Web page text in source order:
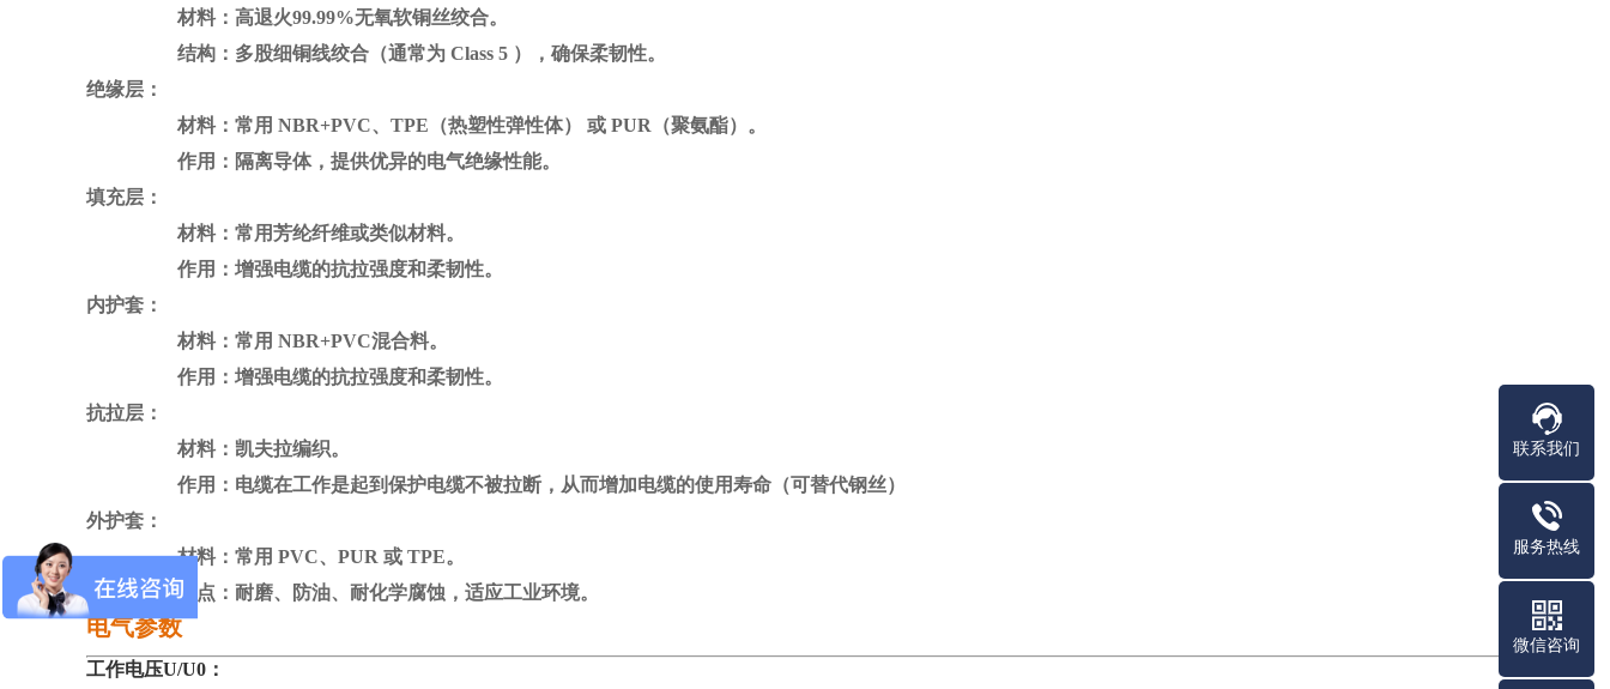
材料：高退火99.99%无氧软铜丝绞合。
结构：多股细铜线绞合（通常为 Class 5 ），确保柔韧性。
绝缘层：
材料：常用 NBR+PVC、TPE（热塑性弹性体） 或 PUR（聚氨酯）。
作用：隔离导体，提供优异的电气绝缘性能。
填充层：
材料：常用芳纶纤维或类似材料。
作用：增强电缆的抗拉强度和柔韧性。
内护套：
材料：常用 NBR+PVC混合料。
作用：增强电缆的抗拉强度和柔韧性。
抗拉层：
材料：凯夫拉编织。
作用：电缆在工作是起到保护电缆不被拉断，从而增加电缆的使用寿命（可替代钢丝）
外护套：
材料：常用 PVC、PUR 或 TPE。
特点：耐磨、防油、耐化学腐蚀，适应工业环境。
电气参数
工作电压U/U0：
联系我们
服务热线
微信咨询